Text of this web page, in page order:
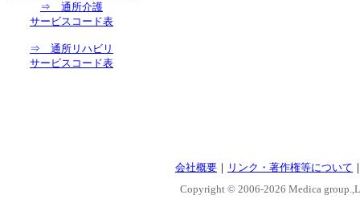
⇒ 通所介護
サービスコード表
⇒ 通所リハビリ
サービスコード表
会社概要 ｜ リンク・著作権等について
Copyright © 2006-2026 Medica